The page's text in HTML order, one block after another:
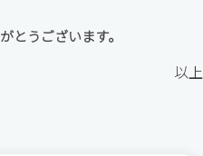
とうございます。
以上